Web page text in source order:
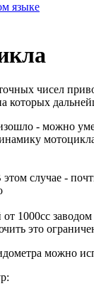
языке
чисел
которых
- можно
случае -
1000cc
это
можно